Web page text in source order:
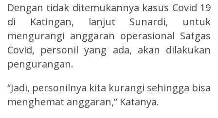
Dengan tidak ditemukannya kasus Covid 19
di Katingan, lanjut Sunardi, untuk
mengurangi anggaran operasional Satgas
Covid, personil yang ada, akan dilakukan
pengurangan.
“Jadi, personilnya kita kurangi sehingga bisa
menghemat anggaran,” Katanya.